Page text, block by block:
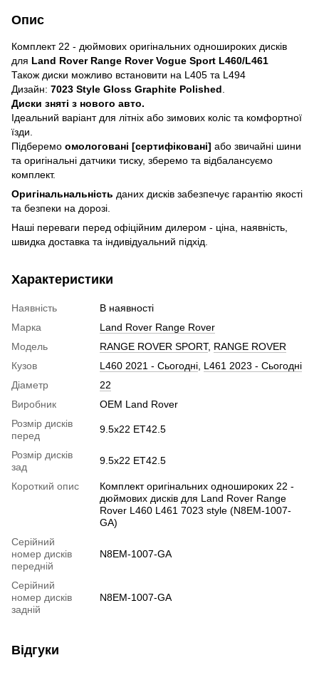
Опис
Комплект 22 - дюймових оригінальних одношироких дисків
для Land Rover Range Rover Vogue Sport L460/L461
Також диски можливо встановити на L405 та L494
Дизайн: 7023 Style Gloss Graphite Polished
Диски зняті з нового авто.
Ідеальний варіант для літніх або зимових коліс та комфортної
їзди.
Підберемо омологовані [сертифіковані] або звичайні шини
та оригінальні датчики тиску, зберемо та відбалансуємо
комплект.
Оригінальнальність даних дисків забезпечує гарантію якості
та безпеки на дорозі.
Наші переваги перед офіційним дилером - ціна, наявність,
швидка доставка та індивідуальний підхід.
Характеристики
Наявність
В наявності
Марка
Land Rover Range Rover
Модель
RANGE ROVER SPORT, RANGE ROVER
Кузов
L460 2021 - Сьогодні L461 2023 - Сьогодні
Діаметр
22
Виробник
OEM Land Rover
Розмір дисків
перед
9.5x22 ET42.5
Розмір дисків
зад
9.5x22 ET42.5
Короткий опис
Комплект оригінальних одношироких 22 -
дюймових дисків для Land Rover Range
Rover L460 L461 7023 style (N8EM-1007-
GA)
Серійний
номер дисків
передній
N8EM-1007-GA
Серійний
номер дисків
задній
N8EM-1007-GA
Відгуки